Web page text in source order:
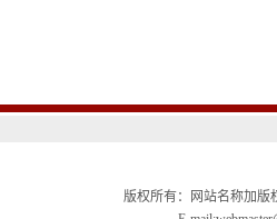
版权所有：网站名称加